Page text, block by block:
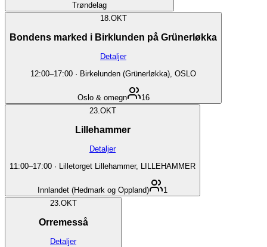
Trøndelag
18.OKT
Bondens marked i Birklunden på Grünerløkka
Detaljer
12:00–17:00 · Birkelunden (Grünerløkka), OSLO
Oslo & omegn
16
23.OKT
Lillehammer
Detaljer
11:00–17:00 · Lilletorget Lillehammer, LILLEHAMMER
Innlandet (Hedmark og Oppland)
1
23. OKT
Orremesså
Detaljer